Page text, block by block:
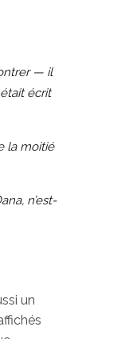
— il
écrit
la moitié
n’est-
un